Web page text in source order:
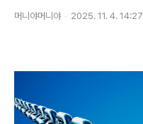
머니야머니야 2025. 11. 4. 14:27